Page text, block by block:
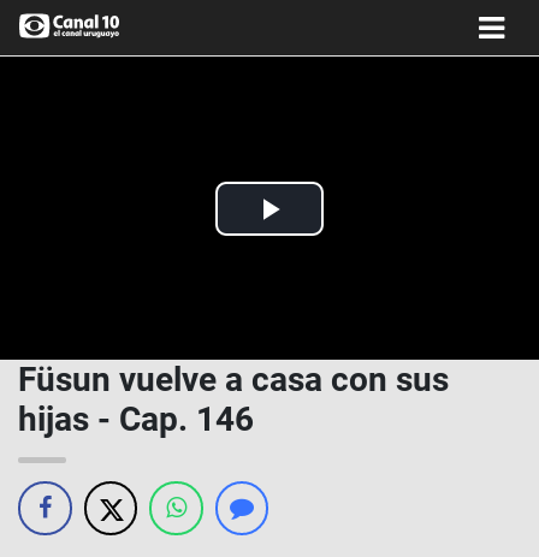
Play
Füsun vuelve a casa con sus
hijas - Cap. 146